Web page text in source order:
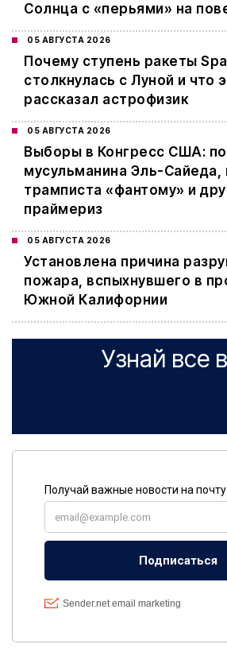
Солнца с «перьями» на
05 АВГУСТА 2026
Почему ступень ракеты
столкнулась с Луной и что
рассказал астрофизик
05 АВГУСТА 2026
Выборы в Конгресс США:
мусульманина Эль-
трамписта «фантому» и
праймериз
05 АВГУСТА 2026
Установлена причина
пожара, вспыхнувшего в
Южной Калифорнии
Узнай все в